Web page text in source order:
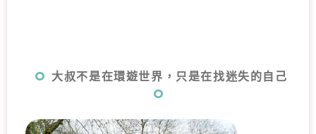
大叔不是在環遊世界，只是在找迷失的自己